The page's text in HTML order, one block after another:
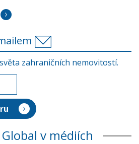
zahraničních nemovitostí.
v médiích